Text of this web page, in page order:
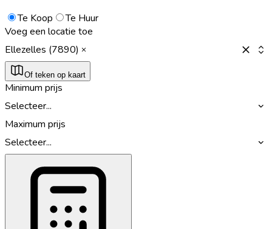
Te Koop
Te Huur
Voeg een locatie toe
Ellezelles (7890)
Of teken op kaart
Minimum prijs
Selecteer...
Maximum prijs
Selecteer...